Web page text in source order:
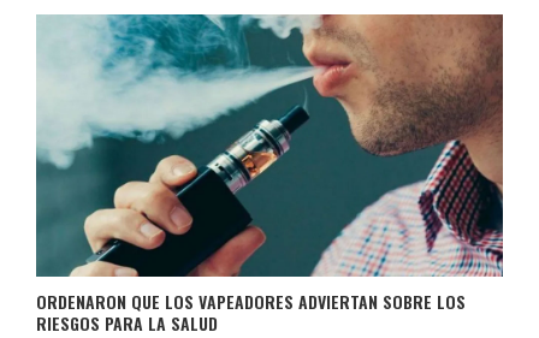
ORDENARON QUE LOS VAPEADORES ADVIERTAN SOBRE LOS
RIESGOS PARA LA SALUD